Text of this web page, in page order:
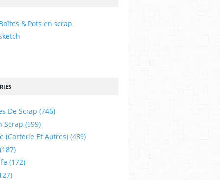
& Pots en scrap
De Scrap (746)
Scrap (699)
(carterie Et Autres) (489)
(172)